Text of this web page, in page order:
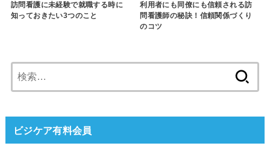
訪問看護に未経験で就職する時に
知っておきたい3つのこと
利用者にも同僚にも信頼される訪
問看護師の秘訣！信頼関係づくり
のコツ
索:
ビジケア有料会員